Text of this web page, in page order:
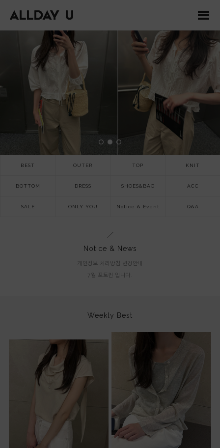
BEST OUTER TOP KNIT
BOTTOM DRESS SHOES&BAG ACC
SALE ONLY YOU Notice & Event Q&A
Notice & News
개인정보 처리방침 변경안내
7월 포토퀸 입니다.
Weekly Best